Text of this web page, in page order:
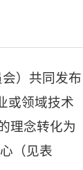
）共同发布
或领域技术
理念转化为
（见表